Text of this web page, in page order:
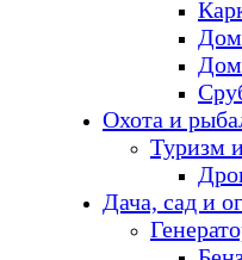
Охота и
Туризм
Дача, сад и